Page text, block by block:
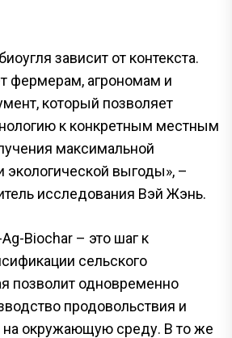
зависит от контекста.
фермерам, агрономам и
который позволяет
к конкретным местным
максимальной
экологической выгоды», –
исследования Вэй Жэнь.
Biochar – это шаг к
сельского
позволит одновременно
продовольствия и
на окружающую среду. В то же